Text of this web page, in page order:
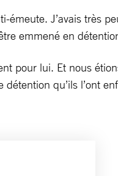
J’avais très
emmené en
pour lui. Et nous
qu’ils l’ont